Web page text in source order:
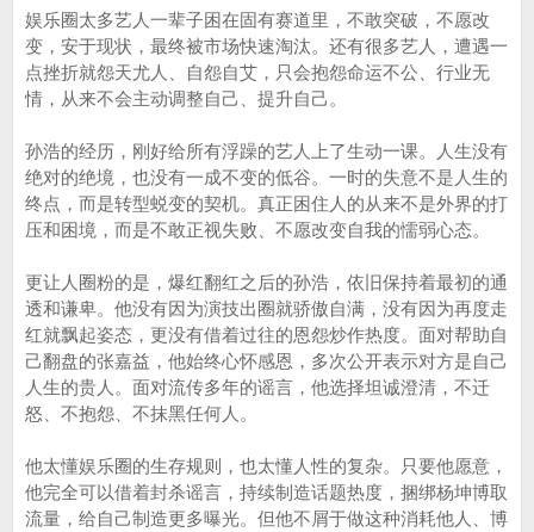
娱乐圈太多艺人一辈子困在固有赛道里，不敢突破，不愿改
变，安于现状，最终被市场快速淘汰。还有很多艺人，遭遇一
点挫折就怨天尤人、自怨自艾，只会抱怨命运不公、行业无
情，从来不会主动调整自己、提升自己。
孙浩的经历，刚好给所有浮躁的艺人上了生动一课。人生没有
绝对的绝境，也没有一成不变的低谷。一时的失意不是人生的
终点，而是转型蜕变的契机。真正困住人的从来不是外界的打
压和困境，而是不敢正视失败、不愿改变自我的懦弱心态。
更让人圈粉的是，爆红翻红之后的孙浩，依旧保持着最初的通
透和谦卑。他没有因为演技出圈就骄傲自满，没有因为再度走
红就飘起姿态，更没有借着过往的恩怨炒作热度。面对帮助自
己翻盘的张嘉益，他始终心怀感恩，多次公开表示对方是自己
人生的贵人。面对流传多年的谣言，他选择坦诚澄清，不迁
怒、不抱怨、不抹黑任何人。
他太懂娱乐圈的生存规则，也太懂人性的复杂。只要他愿意，
他完全可以借着封杀谣言，持续制造话题热度，捆绑杨坤博取
流量，给自己制造更多曝光。但他不屑于做这种消耗他人、博